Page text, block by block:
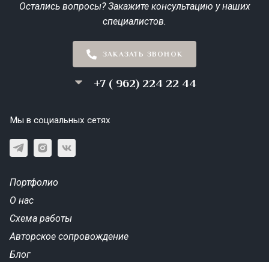
Остались вопросы? Закажите консультацию у наших
специалистов.
ЗАКАЗАТЬ ЗВОНОК
+7 ( 962) 224 22 44
Мы в социальных сетях
Портфолио
О нас
Схема работы
Авторское сопровождение
Блог